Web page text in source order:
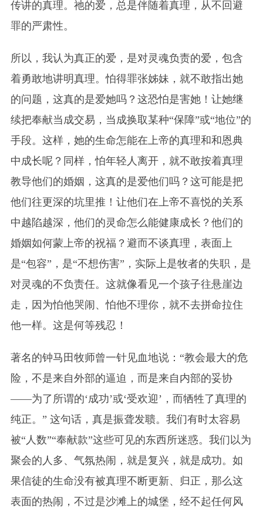
传讲的真理。祂的爱，总是伴随着真理，从不回避
罪的严肃性。
所以，我认为真正的爱，是对灵魂负责的爱，包含
着勇敢地讲明真理。怕得罪张姊妹，就不敢指出她
的问题，这真的是爱她吗？这恐怕是害她！让她继
续把奉献当成交易，当成换取某种“保障”或“地位”的
手段。这样，她的生命怎能在上帝的真理和和恩典
中成长呢？同样，怕年轻人离开，就不敢按着真理
教导他们的婚姻，这真的是爱他们吗？这可能是把
他们往更深的坑里推！让他们在上帝不喜悦的关系
中越陷越深，他们的灵命怎么能健康成长？他们的
婚姻如何蒙上帝的祝福？避而不谈真理，表面上
是“包容”，是“不想伤害”，实际上是牧者的失职，是
对灵魂的不负责任。这就像看见一个孩子往悬崖边
走，因为怕他哭闹、怕他不理你，就不去拼命拉住
他一样。这是何等残忍！
著名的钟马田牧师曾一针见血地说：“教会最大的危
险，不是来自外部的逼迫，而是来自内部的妥协
——为了所谓的‘成功’或‘受欢迎’，而牺牲了真理的
纯正。” 这句话，真是振聋发聩。我们有时太容易
被“人数”“奉献款”这些可见的东西所迷惑。我们以为
聚会的人多、气氛热闹，就是复兴，就是成功。如
果信徒的生命没有被真理不断更新、归正，那么这
表面的热闹，不过是沙滩上的城堡，经不起任何风